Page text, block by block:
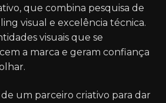
que combina pesquisa de
visual e excelência técnica.
visuais que se
a marca e geram confiança
um parceiro criativo para dar